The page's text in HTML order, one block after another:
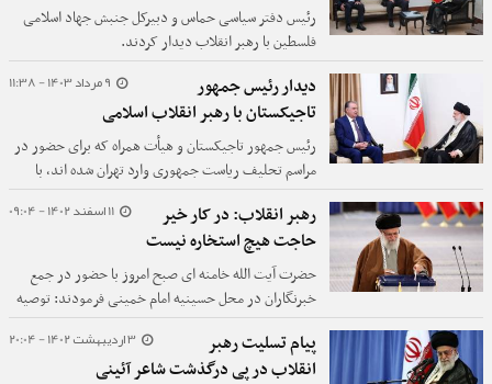
رئیس دفتر سیاسی حماس و دبیرکل جنبش جهاد اسلامی
فلسطین با رهبر انقلاب دیدار کردند.
9 مرداد 1403 - 11:38
دیدار رئیس جمهور
تاجیکستان با رهبر انقلاب اسلامی
رئیس جمهور تاجیکستان و هیأت همراه که برای حضور در
مراسم تحلیف ریاست جمهوری وارد تهران شده اند، با
رهبر انقلاب اسلامی دیدار کردند.
11 اسفند 1402 - 09:04
رهبر انقلاب: در کار خیر
حاجت هیچ استخاره نیست
حضرت آیت الله خامنه ای صبح امروز با حضور در جمع
خبرنگاران در محل حسینیه امام خمینی فرمودند: توصیه
می‌کنم مردم در اولین ساعات ممکن رای خود را در
صندوق‌ها بیندازند.
3 اردیبهشت 1402 - 20:04
پیام تسلیت رهبر
انقلاب در پی درگذشت شاعر آئینی